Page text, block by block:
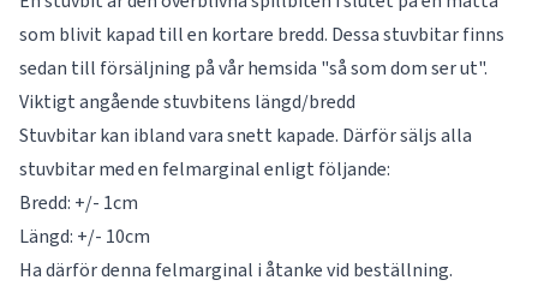
som blivit kapad till en kortare bredd. Dessa stuvbitar finns
sedan till försäljning på vår hemsida "så som dom ser ut".
Viktigt angående stuvbitens längd/bredd
Stuvbitar kan ibland vara snett kapade. Därför säljs alla
stuvbitar med en felmarginal enligt följande:
Bredd: +/- 1cm
Längd: +/- 10cm
Ha därför denna felmarginal i åtanke vid beställning.